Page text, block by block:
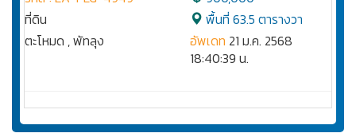
ที่ดิน
ตะโหมด , พัทลุง
พื้นที่ 63.5 ตารางวา
อัพเดท 21 ม.ค. 2568
18:40:39 น.